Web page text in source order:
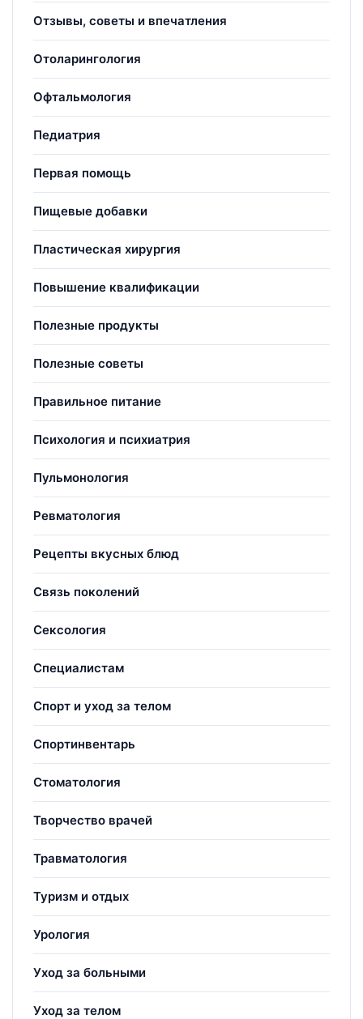
Отзывы, советы и впечатления
Отоларингология
Офтальмология
Педиатрия
Первая помощь
Пищевые добавки
Пластическая хирургия
Повышение квалификации
Полезные продукты
Полезные советы
Правильное питание
Психология и психиатрия
Пульмонология
Ревматология
Рецепты вкусных блюд
Связь поколений
Сексология
Специалистам
Спорт и уход за телом
Спортинвентарь
Стоматология
Творчество врачей
Травматология
Туризм и отдых
Урология
Уход за больными
Уход за телом